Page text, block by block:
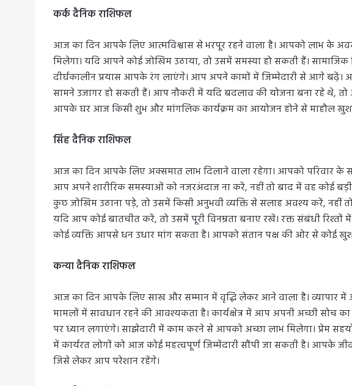
कर्क दैनिक राशिफल
आज का दिन आपके लिए आत्मविश्वास से भरपूर रहने वाला है। आपको लाभ के
मिलेगा। यदि आपने कोई जोखिम उठाया, तो उसमें समस्या हो सकती हैं। सामाजिक
दीर्घकालीन प्रयास आपके रंग लाएंगे। आप अपने कामों में जिम्मेदारी से आगे बढ़ें।
सामने उजागर हो सकती हैं। आप नौकरी में यदि बदलाव की योजना बना रहे थे,
आपके घर आज किसी शुभ और मांगलिक कार्यक्रम का आयोजन होने से माहौल
सिंह दैनिक राशिफल
आज का दिन आपके लिए अक्समात लाभ दिलाने वाला रहेगा। आपको परिवार के
आप अपने शारीरिक समस्याओं को नजरअंदाज ना करें, नहीं तो बाद में वह कोई
कुछ जोखिम उठाना पड़े, तो उसमें किसी अनुभवी व्यक्ति से सलाह अवश्य करें, नहीं
यदि आप कोई बातचीत करें, तो उसमें पूरी विनम्रता बनाए रखें। रक्त संबंधी
कोई व्यक्ति आपसे धन उधार मांग सकता है। आपको संतान पक्ष की ओर से कोई
कन्या दैनिक राशिफल
आज का दिन आपके लिए साख और सम्मान में वृद्धि लेकर आने वाला है।
मामलों में सावधान रहने की आवश्यकता है। कार्यक्षेत्र में आप अपनी अच्छी सोच
पर ध्यान लगाएंगे। साझेदारी में काम करने से आपको अच्छा लाभ मिलेगा। प्रेम
में कार्यरत लोगों को आज कोई महत्वपूर्ण जिम्मेंदारी सौंपी जा सकती है। आपके
जिसे लेकर आप परेशान रहेंगे।